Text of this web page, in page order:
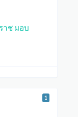
าช มอบ
1